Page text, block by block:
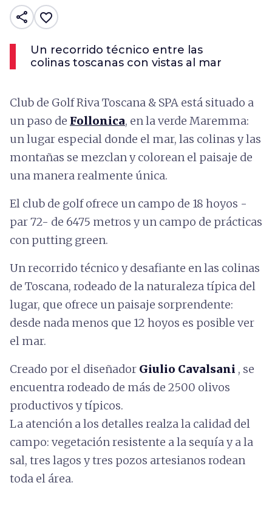
share favorite_border
Un recorrido técnico entre las
colinas toscanas con vistas al mar
Club de Golf Riva Toscana & SPA está situado a
un paso de Follonica, en la verde Maremma:
un lugar especial donde el mar, las colinas y las
montañas se mezclan y colorean el paisaje de
una manera realmente única.
El club de golf ofrece un campo de 18 hoyos -
par 72- de 6475 metros y un campo de prácticas
con putting green.
Un recorrido técnico y desafiante en las colinas
de Toscana, rodeado de la naturaleza típica del
lugar, que ofrece un paisaje sorprendente:
desde nada menos que 12 hoyos es posible ver
el mar.
Creado por el diseñador Giulio Cavalsani , se
encuentrarodeado de más de 2500 olivos
productivos y típicos.
La atención a los detalles realza la calidad del
campo: vegetación resistente a la sequía y a la
sal, tres lagos y tres pozos artesianos rodean
toda el área.